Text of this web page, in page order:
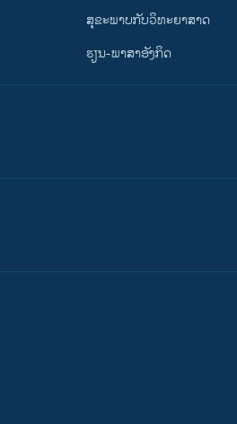
ສຸຂະພາບກັບວິທະຍາສາດ
ຮຽນ-ພາສາອັງກິດ